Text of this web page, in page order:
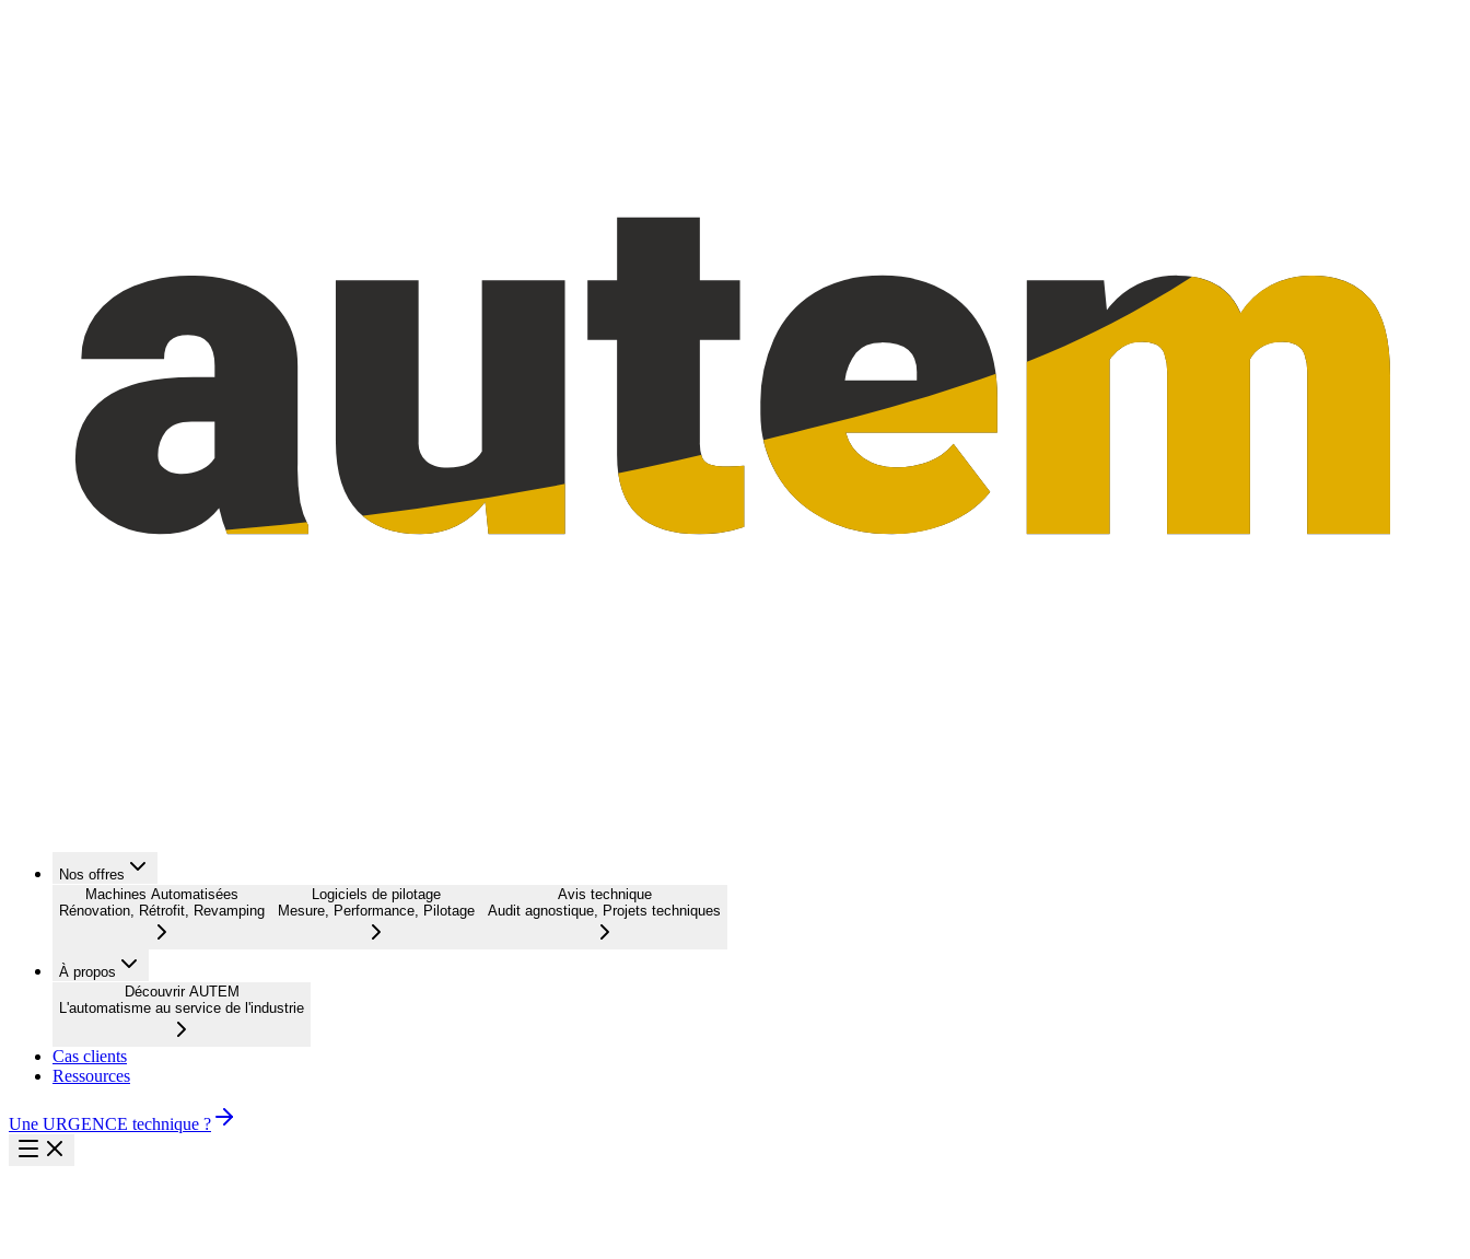
Nos offres
Machines Automatisées
Rénovation, Rétrofit, Revamping
Logiciels de pilotage
Mesure, Performance, Pilotage
Avis technique
Audit agnostique, Projets techniques
À propos
Découvrir AUTEM
L'automatisme au service de l'industrie
Cas clients
Ressources
Une URGENCE technique ?